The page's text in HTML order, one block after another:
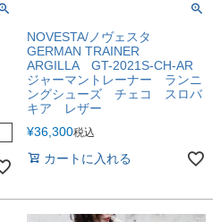
NOVESTA/ノヴェスタ
GERMAN TRAINER
ARGILLA GT-2021S-CH-AR
ジャーマントレーナー ランニ
ングシューズ チェコ スロバ
キア レザー
¥36,300税込
カートに入れる